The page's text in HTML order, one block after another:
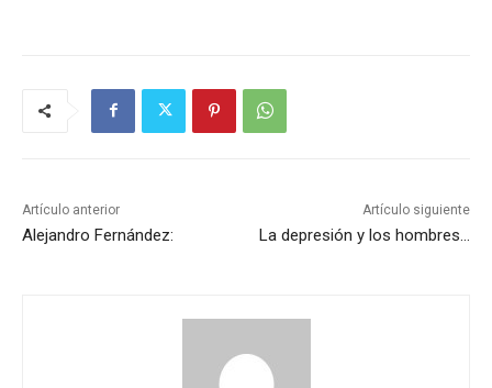
Artículo anterior
Alejandro Fernández:
Artículo siguiente
La depresión y los hombres…